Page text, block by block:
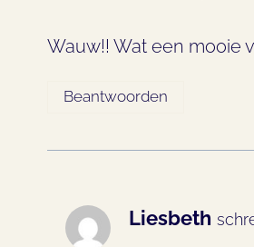
Wauw!! Wat een mooie
Beantwoorden
Liesbeth